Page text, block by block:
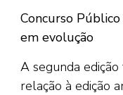
Concurso
em evolução
A segunda
relação à edição